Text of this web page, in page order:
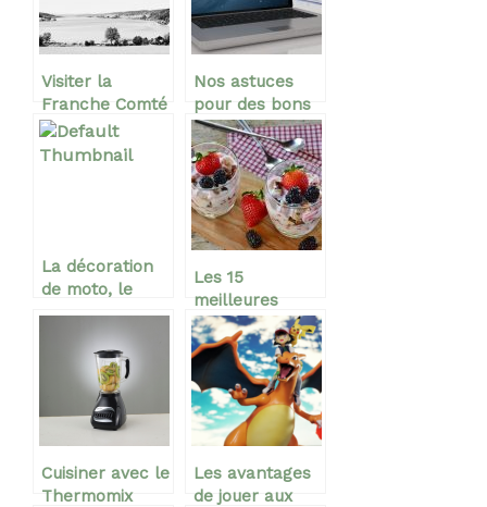
Visiter la
Franche Comté
Nos astuces
pour des bons
plans en ligne
La décoration
de moto, le
nec-plus-ultra
de la course
Les 15
meilleures
idees de
desserts legers
a preparer en
seulement 15
minutes ou
moins
Cuisiner avec le
Thermomix
Les avantages
de jouer aux